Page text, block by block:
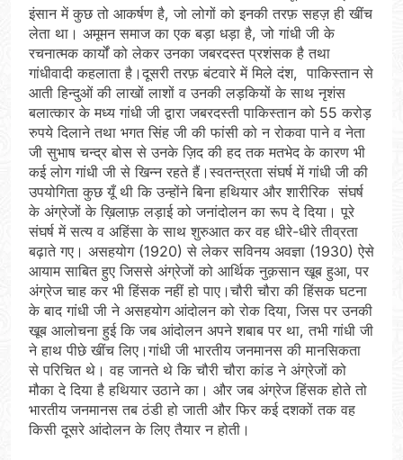
इंसान में कुछ तो आकर्षण है, जो लोगों को इनकी तरफ़ सहज़ ही खींच
लेता था। अमूमन समाज का एक बड़ा धड़ा है, जो गांधी जी के
रचनात्मक कार्यों को लेकर उनका जबरदस्त प्रशंसक है तथा
गांधीवादी कहलाता है।दूसरी तरफ़ बंटवारे में मिले दंश, पाकिस्तान से
आती हिन्दुओं की लाखों लाशों व उनकी लड़कियों के साथ नृशंस
बलात्कार के मध्य गांधी जी द्वारा जबरदस्ती पाकिस्तान को 55 करोड़
रुपये दिलाने तथा भगत सिंह जी की फांसी को न रोकवा पाने व नेता
जी सुभाष चन्द्र बोस से उनके ज़िद की हद तक मतभेद के कारण भी
कई लोग गांधी जी से खिन्न रहते हैं।स्वतन्त्रता संघर्ष में गांधी जी की
उपयोगिता कुछ यूँ थी कि उन्होंने बिना हथियार और शारीरिक संघर्ष
के अंग्रेजों के ख़िलाफ़ लड़ाई को जनांदोलन का रूप दे दिया। पूरे
संघर्ष में सत्य व अहिंसा के साथ शुरुआत कर वह धीरे-धीरे तीव्रता
बढ़ाते गए। असहयोग (1920) से लेकर सविनय अवज्ञा (1930) ऐसे
आयाम साबित हुए जिससे अंग्रेजों को आर्थिक नुक़सान खूब हुआ, पर
अंग्रेज चाह कर भी हिंसक नहीं हो पाए।चौरी चौरा की हिंसक घटना
के बाद गांधी जी ने असहयोग आंदोलन को रोक दिया, जिस पर उनकी
खूब आलोचना हुई कि जब आंदोलन अपने शबाब पर था, तभी गांधी जी
ने हाथ पीछे खींच लिए।गांधी जी भारतीय जनमानस की मानसिकता
से परिचित थे। वह जानते थे कि चौरी चौरा कांड ने अंग्रेजों को
मौका दे दिया है हथियार उठाने का। और जब अंग्रेज हिंसक होते तो
भारतीय जनमानस तब ठंडी हो जाती और फिर कई दशकों तक वह
किसी दूसरे आंदोलन के लिए तैयार न होती।